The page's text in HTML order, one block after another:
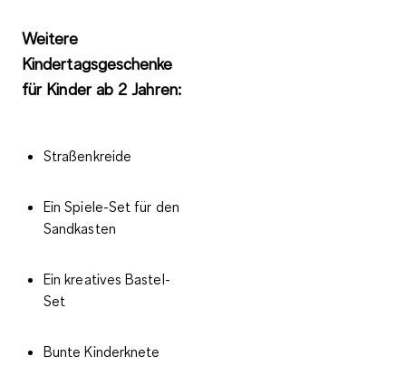
Weitere
Kindertagsgeschenke
für Kinder ab 2 Jahren:
Straßenkreide
Ein Spiele-Set für den
Sandkasten
Ein kreatives Bastel-
Set
Bunte Kinderknete